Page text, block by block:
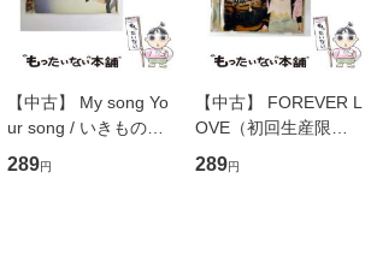
【中古】 My song Yo
ur song / いきものが
かり / [CD]【メール便
送料無料】
289円
【中古】 FOREVER L
OVE（初回生産限定
盤） / 清水翔太×加藤
ミリヤ / [CD]【メール
289円